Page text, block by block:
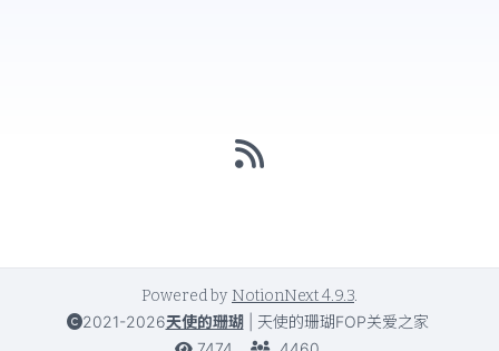
Powered by NotionNext4.9.3.
2021-2026天使的珊瑚
天使的珊瑚FOP关爱之家